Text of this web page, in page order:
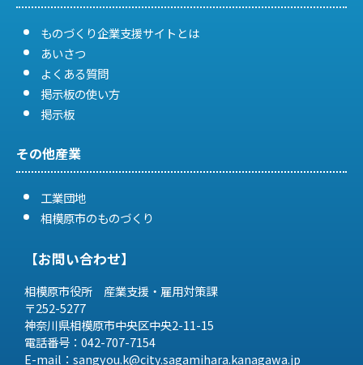
ものづくり企業支援サイトとは
あいさつ
よくある質問
掲示板の使い方
掲示板
その他産業
工業団地
相模原市のものづくり
【お問い合わせ】
相模原市役所 産業支援・雇用対策課
〒252-5277
神奈川県相模原市中央区中央2-11-15
電話番号：042-707-7154
E-mail：sangyou.k@city.sagamihara.kanagawa.jp